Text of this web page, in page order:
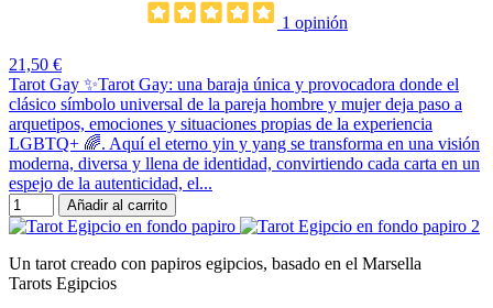
1 opinión
21,50 €
Tarot Gay ✨Tarot Gay: una baraja única y provocadora donde el
clásico símbolo universal de la pareja hombre y mujer deja paso a
arquetipos, emociones y situaciones propias de la experiencia
LGBTQ+ 🌈. Aquí el eterno yin y yang se transforma en una visión
moderna, diversa y llena de identidad, convirtiendo cada carta en un
espejo de la autenticidad, el...
Añadir al carrito
Un tarot creado con papiros egipcios, basado en el Marsella
Tarots Egipcios